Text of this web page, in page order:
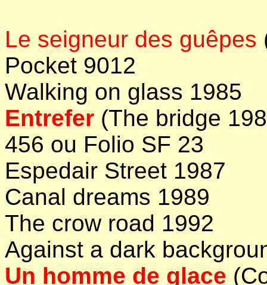
Le seigneur des guêpes
Pocket 9012
Walking on glass 1985
Entrefer (The bridge
456 ou Folio SF 23
Espedair Street 1987
Canal dreams 1989
The crow road 1992
Against a dark
Un homme de glace